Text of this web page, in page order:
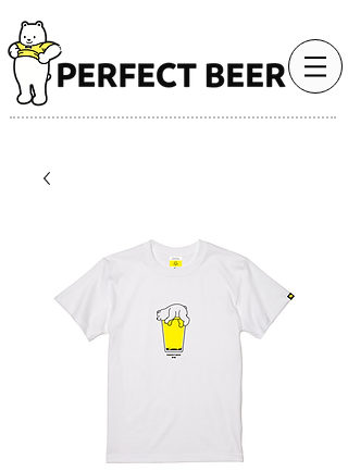
最高のビール体験で、人生をもっと豊かに。